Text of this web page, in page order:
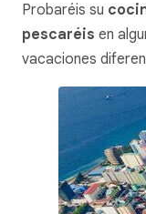
Probaréis su
pescaréis en
vacaciones